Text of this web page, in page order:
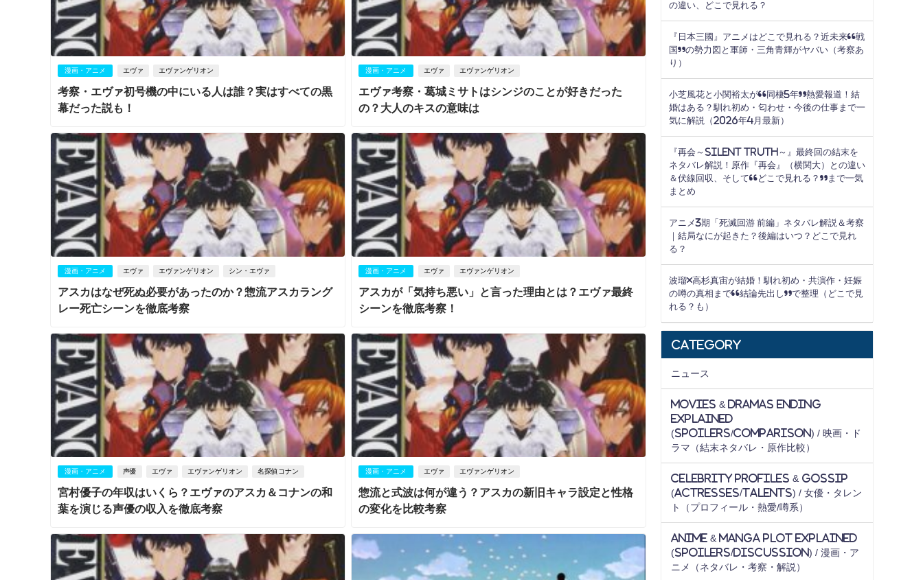
漫画・アニメ エヴァ エヴァンゲリオン
考察・エヴァ初号機の中にいる人は誰？実はすべての黒
幕だった説も！
漫画・アニメ エヴァ エヴァンゲリオン
エヴァ考察・葛城ミサトはシンジのことが好きだった
の？大人のキスの意味は
漫画・アニメ エヴァ エヴァンゲリオン シン・エヴァ
アスカはなぜ死ぬ必要があったのか？惣流アスカラング
レー死亡シーンを徹底考察
漫画・アニメ エヴァ エヴァンゲリオン
アスカが「気持ち悪い」と言った理由とは？エヴァ最終
シーンを徹底考察！
漫画・アニメ 声優 エヴァ エヴァンゲリオン 名探偵コナン
宮村優子の年収はいくら？エヴァのアスカ＆コナンの和
葉を演じる声優の収入を徹底考察
漫画・アニメ エヴァ エヴァンゲリオン
惣流と式波は何が違う？アスカの新旧キャラ設定と性格
の変化を比較考察
の違い、どこで見れる？
『日本三國』アニメはどこで見れる？近未来“戦
国”の勢力図と軍師・三角青輝がヤバい（考察あ
り）
小芝風花と小関裕太が“同棲5年”熱愛報道！結
婚はある？馴れ初め・匂わせ・今後の仕事まで一
気に解説（2026年4月最新）
『再会～Silent Truth～』最終回の結末を
ネタバレ解説！原作『再会』（横関大）との違い
＆伏線回収、そして“どこで見れる？”まで一気
まとめ
アニメ3期「死滅回游 前編」ネタバレ解説＆考察
｜結局なにが起きた？後編はいつ？どこで見れ
る？
波瑠×高杉真宙が結婚！馴れ初め・共演作・妊娠
の噂の真相まで“結論先出し”で整理（どこで見
れる？も）
Category
ニュース
Movies & Dramas Ending
Explained
(Spoilers/Comparison) / 映画・ド
ラマ（結末ネタバレ・原作比較）
Celebrity Profiles & Gossip
(Actresses/Talents) / 女優・タレン
ト（プロフィール・熱愛/噂系）
Anime & Manga Plot Explained
(Spoilers/Discussion) / 漫画・ア
ニメ（ネタバレ・考察・解説）